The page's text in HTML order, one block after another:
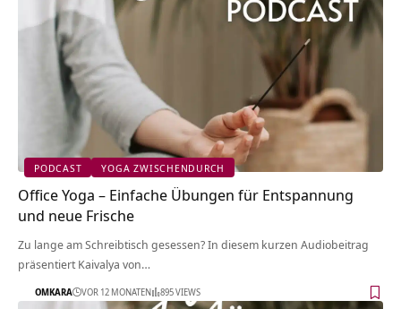
PODCAST YOGA ZWISCHENDURCH
Office Yoga – Einfache Übungen für Entspannung
und neue Frische
Zu lange am Schreibtisch gesessen? In diesem kurzen Audiobeitrag
präsentiert Kaivalya von…
OMKARA VOR 12 MONATEN 895 VIEWS